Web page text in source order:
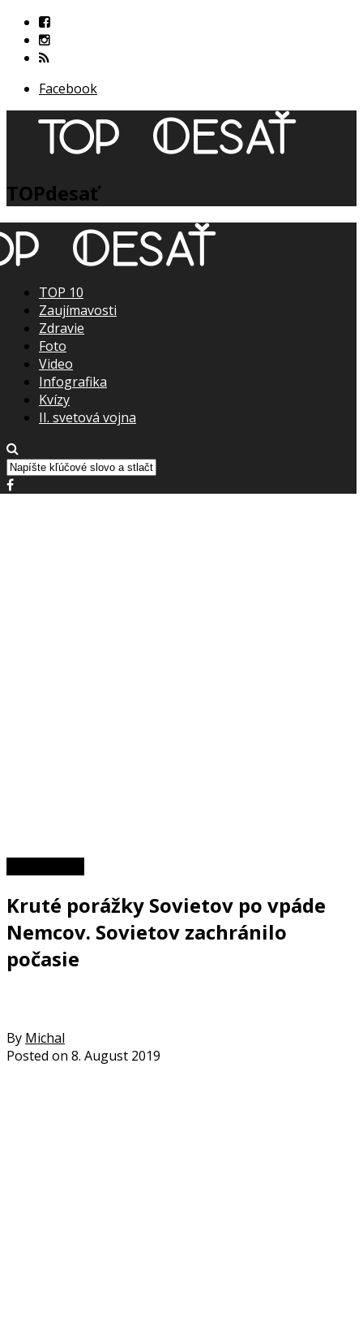
Facebook
TOPdesať
TOP 10
Zaujímavosti
Zdravie
Foto
Video
Infografika
Kvízy
II. svetová vojna
Kruté porážky Sovietov po vpáde
Nemcov. Sovietov zachránilo
počasie
By Michal
Posted on 8. August 2019